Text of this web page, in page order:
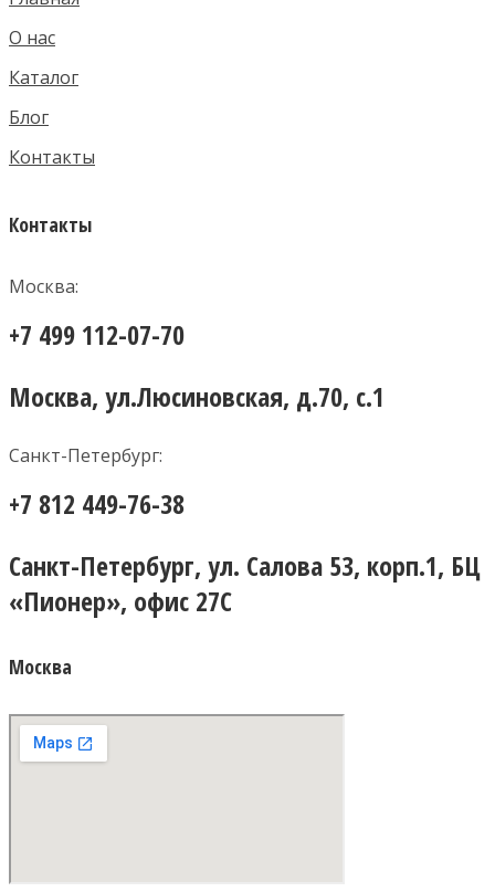
О нас
Каталог
Блог
Контакты
Контакты
Москва:
+7 499 112-07-70
Москва, ул.Люсиновская, д.70, с.1
Санкт-Петербург:
+7 812 449-76-38
Санкт-Петербург, ул. Салова 53, корп.1, БЦ
«Пионер», офис 27С
Москва